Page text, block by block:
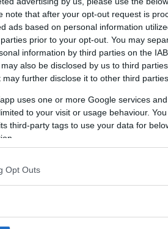
note that after your opt-out request is
ads based on personal information
prior to your opt-out. You may
information by third parties on the
also be disclosed by us to third
may further disclose it to other third parties.
uses one or more Google services
to your visit or usage behaviour.
third-party tags to use your data for
Opt Outs
fem
flyttar till
17.00
till
Hultsfred: